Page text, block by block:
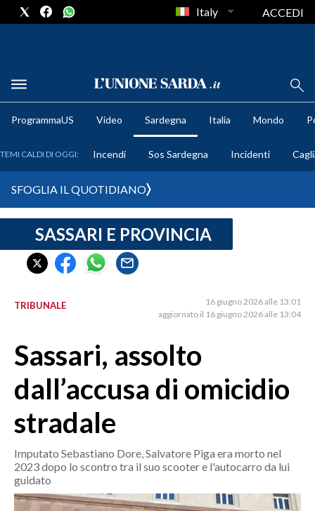
METEO
CRONACA SARDEGNA
CAGLIARI
SULCIS IGLESIENTE
SASSARI E PROVINCIA
GALLURA
OGLIASTRA
CRONACA
ITALIA
Italy ACCEDI
ProgrammaUS Video Sardegna Italia Mondo
TEMI CALDI DI OGGI: Incendi Sos Sardegna Incidenti
SFOGLIA IL QUOTIDIANO
SASSARI E PROVINCIA
TRIBUNALE
16 giugno 2026 alle 13:01
aggiornato il 16 giugno 2026 alle 13:04
Sassari, assolto
dall’accusa di omicidio
stradale
Imputato Sebastiano Dore, Salvatore Piga era morto nel
2023 dopo lo scontro tra il suo scooter e l'autocarro da lui
guidato